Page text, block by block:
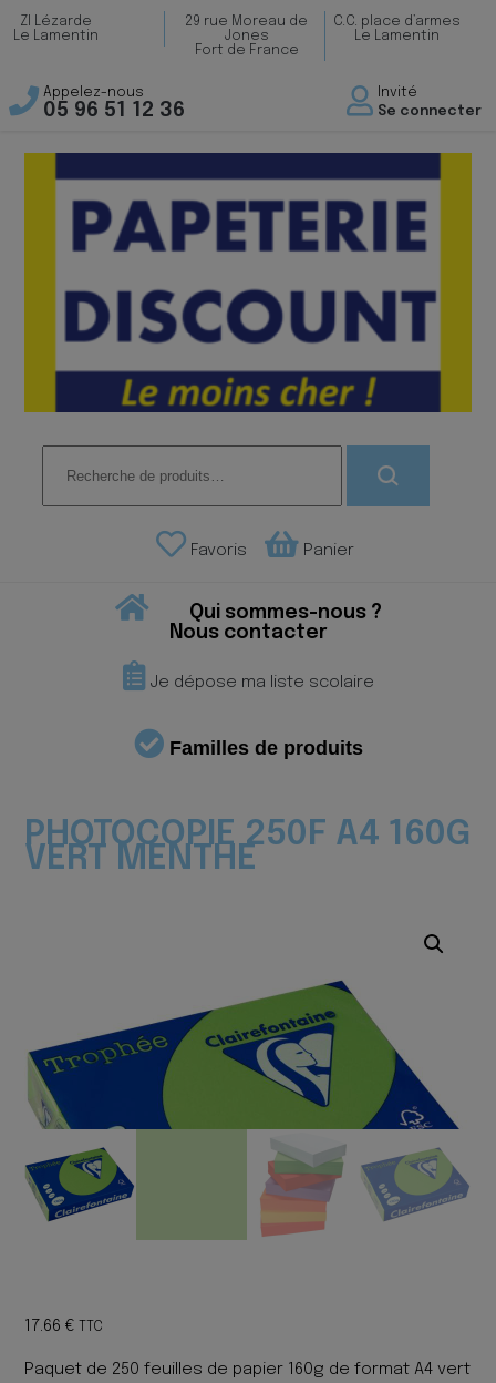
ZI Lézarde
Le Lamentin
29 rue Moreau de
Jones
Fort de France
C.C. place d’armes
Le Lamentin
Appelez-nous
05 96 51 12 36
Invité
Se connecter
pour :
Favoris Panier
Qui sommes-nous ?
Nous contacter
Je dépose ma liste scolaire
Familles de produits
PHOTOCOPIE 250F A4 160G
VERT MENTHE
17.66€ TTC
Paquet de 250 feuilles de papier 160g de format A4 vert